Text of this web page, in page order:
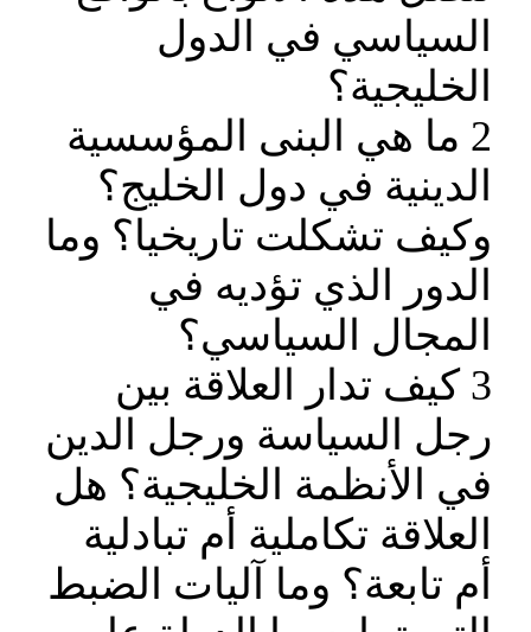
السياسي في الدول
الخليجية؟
2 ما هي البنى المؤسسية
الدينية في دول الخليج؟
وكيف تشكلت تاريخيا؟ وما
الدور الذي تؤديه في
المجال السياسي؟
3 كيف تدار العلاقة بين
رجل السياسة ورجل الدين
في الأنظمة الخليجية؟ هل
العلاقة تكاملية أم تبادلية
أم تابعة؟ وما آليات الضبط